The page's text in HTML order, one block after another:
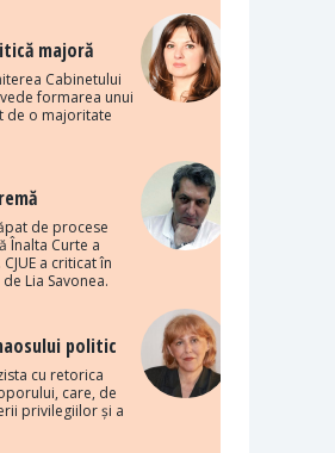
majoră
Cabinetului
formarea unui
de o majoritate
de procese
Înalta Curte a
a criticat în
Lia Savonea.
politic
cu retorica
care, de
privilegiilor și a